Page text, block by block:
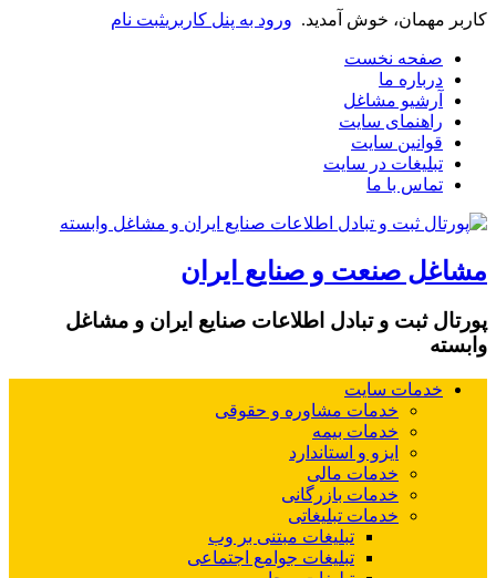
کاربر مهمان، خوش آمدید. ورود به پنل کاربریثبت نام
صفحه نخست
درباره ما
آرشیو مشاغل
راهنمای سایت
قوانین سایت
تبلیغات در سایت
تماس با ما
مشاغل صنعت و صنایع ایران
پورتال ثبت و تبادل اطلاعات صنایع ایران و مشاغل
وابسته
خدمات سایت
خدمات مشاوره و حقوقی
خدمات بیمه
ایزو و استاندارد
خدمات مالی
خدمات بازرگانی
خدمات تبلیغاتی
تبلیغات مبتنی بر وب
تبلیغات جوامع اجتماعی